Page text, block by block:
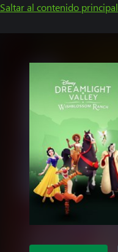
Saltar al contenido principal